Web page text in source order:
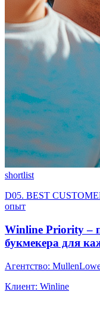
shortlist
D05. BEST
опыт
Winline Priority –
букмекера для
Агентство:
Клиент: Winline